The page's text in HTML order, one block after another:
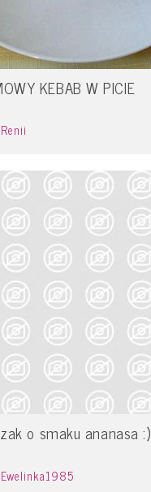
KEBAB W PICIE
Renii
o smaku ananasa :)
Ewelinka1985